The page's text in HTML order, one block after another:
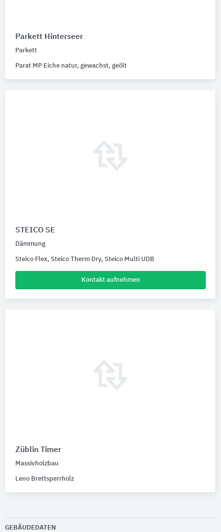
Parkett Hinterseer
Parkett
Parat MP Eiche natur, gewachst, geölt
STEICO SE
Dämmung
Steico Flex, Steico Therm Dry, Steico Multi UDB
Kontakt aufnehmen
Züblin Timer
Massivholzbau
Leno Brettsperrholz
GEBÄUDEDATEN